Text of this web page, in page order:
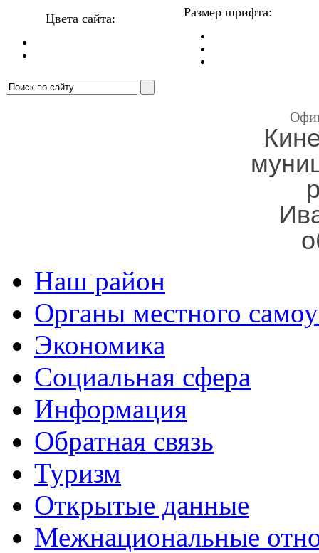
Цвета сайта: Размер шрифта:
Наш район
Органы местного
Экономика
Социальная сфера
Информация
Обратная связь
Туризм
Открытые данные
Межнациональные